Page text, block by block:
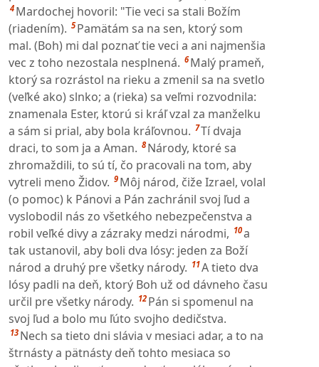
4 Mardochej hovoril: "Tie veci sa stali Božím
(riadením). 5 Pamätám sa na sen, ktorý som
mal. (Boh) mi dal poznať tie veci a ani najmenšia
vec z toho nezostala nesplnená. 6 Malý prameň,
ktorý sa rozrástol na rieku a zmenil sa na svetlo
(veľké ako) slnko; a (rieka) sa veľmi rozvodnila:
znamenala Ester, ktorú si kráľ vzal za manželku
a sám si prial, aby bola kráľovnou. 7Tí dvaja
draci, to som ja a Aman. 8 Národy, ktoré sa
zhromaždili, to sú tí, čo pracovali na tom, aby
vytreli meno Židov. 9 Môj národ, čiže Izrael, volal
(o pomoc) k Pánovi a Pán zachránil svoj ľud a
vyslobodil nás zo všetkého nebezpečenstva a
robil veľké divy a zázraky medzi národmi, 10a
tak ustanovil, aby boli dva lósy: jeden za Boží
národ a druhý pre všetky národy. 11A tieto dva
lósy padli na deň, ktorý Boh už od dávneho času
určil pre všetky národy. 12 Pán si spomenul na
svoj ľud a bolo mu ľúto svojho dedičstva.
13 Nech sa tieto dni slávia v mesiaci adar, a to na
štrnásty a pätnásty deň tohto mesiaca so